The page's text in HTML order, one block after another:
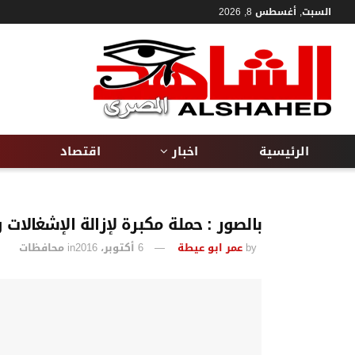
السبت, أغسطس 8, 2026
الرئيسية اخبار اقتصاد
بالصور : حملة مكبرة لإزالة
by عمر ابو عيطة 6 أكتوبر، 2016 in محافظات